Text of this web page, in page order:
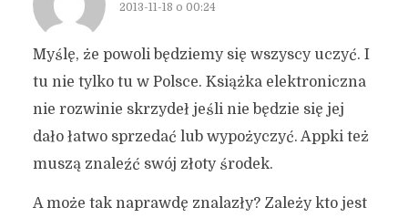
2013-11-18 o 00:24
Myślę, że powoli będziemy się wszyscy uczyć. I
tu nie tylko tu w Polsce. Książka elektroniczna
nie rozwinie skrzydeł jeśli nie będzie się jej
dało łatwo sprzedać lub wypożyczyć. Appki też
muszą znaleźć swój złoty środek.
A może tak naprawdę znalazły? Zależy kto jest